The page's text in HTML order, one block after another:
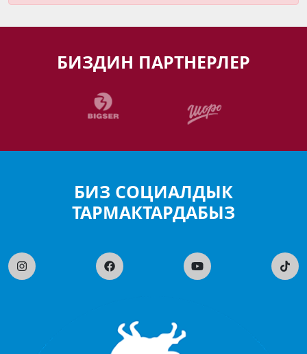
БИЗДИН ПАРТНЕРЛЕР
БИЗ СОЦИАЛДЫК
ТАРМАКТАРДАБЫЗ